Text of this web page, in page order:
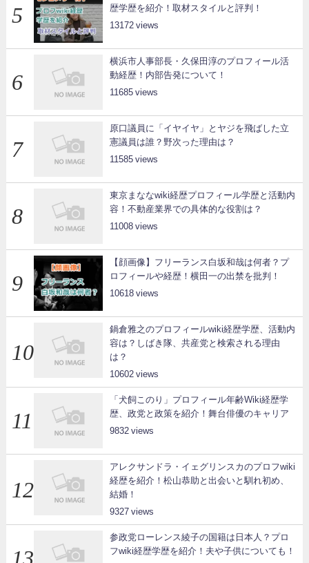
歴学歴を紹介！取材スタイルと評判！
13172
横浜市人事部長・久保田淳のプロフィール活
動経歴！内部告発について！
11685
原口議員に「イヤイヤ」とヤジを飛ばした立
憲議員は誰？野次った理由は？
11585
東京まななwiki経歴プロフィール学歴と活動内
容！不動産業界での具体的な役割は？
11008
【顔画像】フリーランス白坂和哉は何者？プ
ロフィールや経歴！横田一の出禁を批判！
10618
鍋倉雅之のプロフィールwiki経歴学歴、活動内
容は？しばき隊、共産党と検索される理由
は？
10602
「犬飼このり」プロフィール年齢Wiki経歴学
歴、政党と政策を紹介！舞台俳優のキャリア
9832
アレクサンドラ・イェグリンスカのプロフwiki
経歴を紹介！松山恭助と出会いと馴れ初め、
結婚！
9327
参政党ローレンス綾子の国籍は日本人？プロ
フwiki経歴学歴を紹介！夫や子供についても！